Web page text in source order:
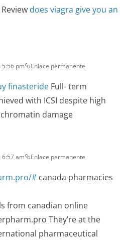
does viagra give you an
pm Enlace permanente
finasteride Full- term
with ICSI despite high
damage
am Enlace permanente
# canada pharmacies
from canadian online
They’re at the
pharmaceutical